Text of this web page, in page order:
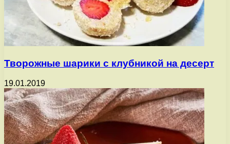
Творожные шарики с клубникой на десерт
19.01.2019